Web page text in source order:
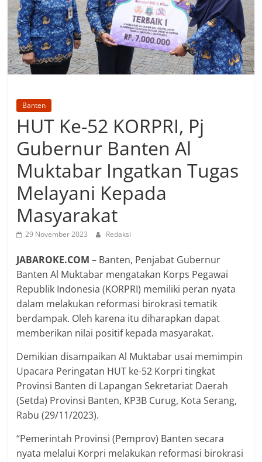
Banten
HUT Ke-52 KORPRI, Pj
Gubernur Banten Al
Muktabar Ingatkan Tugas
Melayani Kepada
Masyarakat
29 November 2023 Redaksi
JABAROKE.COM – Banten, Penjabat Gubernur
Banten Al Muktabar mengatakan Korps Pegawai
Republik Indonesia (KORPRI) memiliki peran nyata
dalam melakukan reformasi birokrasi tematik
berdampak. Oleh karena itu diharapkan dapat
memberikan nilai positif kepada masyarakat.
Demikian disampaikan Al Muktabar usai memimpin
Upacara Peringatan HUT ke-52 Korpri tingkat
Provinsi Banten di Lapangan Sekretariat Daerah
(Setda) Provinsi Banten, KP3B Curug, Kota Serang,
Rabu (29/11/2023).
“Pemerintah Provinsi (Pemprov) Banten secara
nyata melalui Korpri melakukan reformasi birokrasi